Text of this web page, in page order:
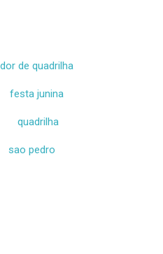
de quadrilha
festa junina
quadrilha
sao pedro